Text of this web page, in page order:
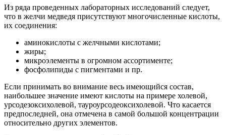
Из ряда проведенных лабораторных исследований следует,
что в желчи медведя присутствуют многочисленные кислоты,
их соединения:
аминокислоты с желчными кислотами;
жиры;
микроэлементы в огромном ассортименте;
фосфолипиды с пигментами и пр.
Если принимать во внимание весь имеющийся состав,
наибольшее значение имеют кислоты на примере холевой,
урсодезоксихолевой, тауроурсодеоксихолевой. Что касается
предпоследней, она отмечена в самой большой концентрации
относительно других элементов.